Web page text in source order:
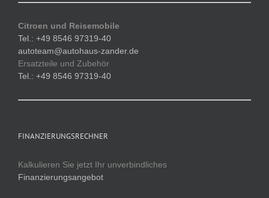
Citroen und Reisemobile
Tel.: +49 8546 97319-40
autoteam@autohaus-zander.de
Ersatzteile und Zubehör
Tel.: +49 8546 97319-40
FINANZIERUNGSRECHNER
Kalkulieren Sie jetzt Ihr unverbindliches
Finanzierungsangebot